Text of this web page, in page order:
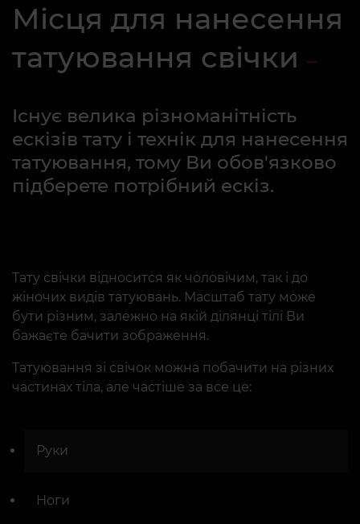
Місця для нанесення
татуювання свічки
Існує велика різноманітність
ескізів тату і технік для нанесення
татуювання, тому Ви обов'язково
підберете потрібний ескіз.
Тату свічки відносится як чоловічим, так і до
жіночих видів татуювань. Масштаб тату може
бути різним, залежно на якій ділянці тілі Ви
бажаєте бачити зображення.
Татуювання зі свічок можна побачити на різних
частинах тіла, але частіше за все це:
Руки
Ноги